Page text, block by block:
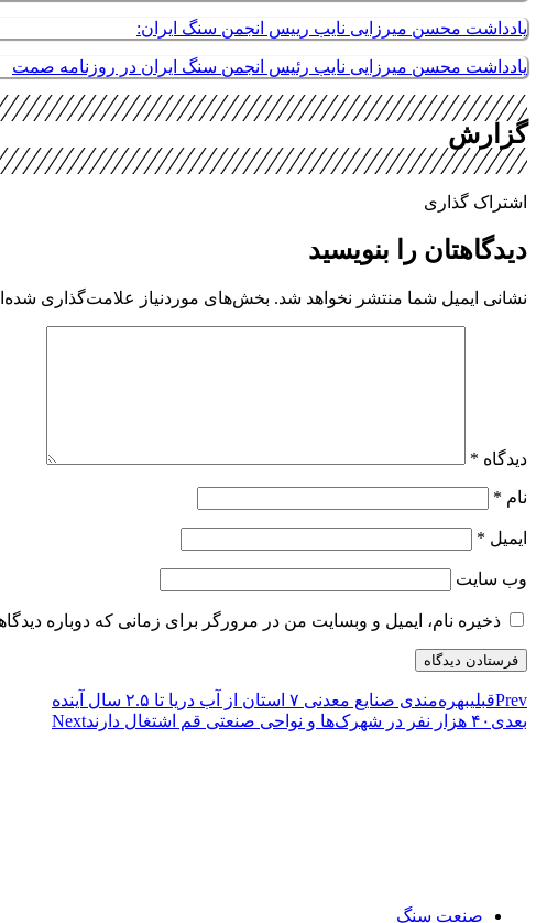
یادداشت محسن میرزایی نایب رییس انجمن سنگ ایران:
یادداشت محسن میرزایی نایب رئیس انجمن سنگ ایران در روزنامه صمت
گزارش
اشتراک گذاری
دیدگاهتان را بنویسید
نشانی ایمیل شما منتشر نخواهد شد. بخش‌های موردنیاز علامت‌گذاری
دیدگاه *
نام *
ایمیل *
وب‌ سایت
ذخیره نام، ایمیل و وبسایت من در مرورگر برای زمانی که دوباره
Prevقبلیبهره‌مندی صنایع معدنی ۷ استان از آب دریا تا ۲.۵ سال آینده
بعدی ۴۰ هزار نفر در شهرک‌ها و نواحی صنعتی قم اشتغال دارند Next
صنعت سنگ